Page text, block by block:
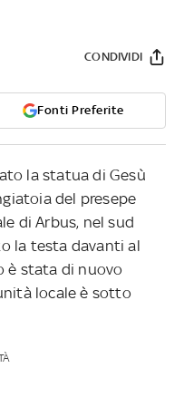
Fonti Preferite
CONDIVIDI
la statua di Gesù
del presepe
di Arbus, nel sud
la testa davanti al
è stata di nuovo
locale è sotto